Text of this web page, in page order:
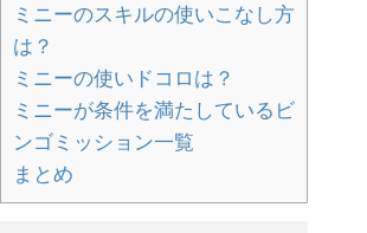
ミニーのスキルの使いこなし方
は？
ミニーの使いドコロは？
ミニーが条件を満たしているビ
ンゴミッション一覧
まとめ